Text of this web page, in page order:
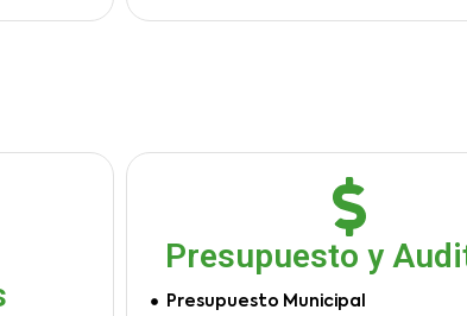
Presupuesto y
Presupuesto Municipal